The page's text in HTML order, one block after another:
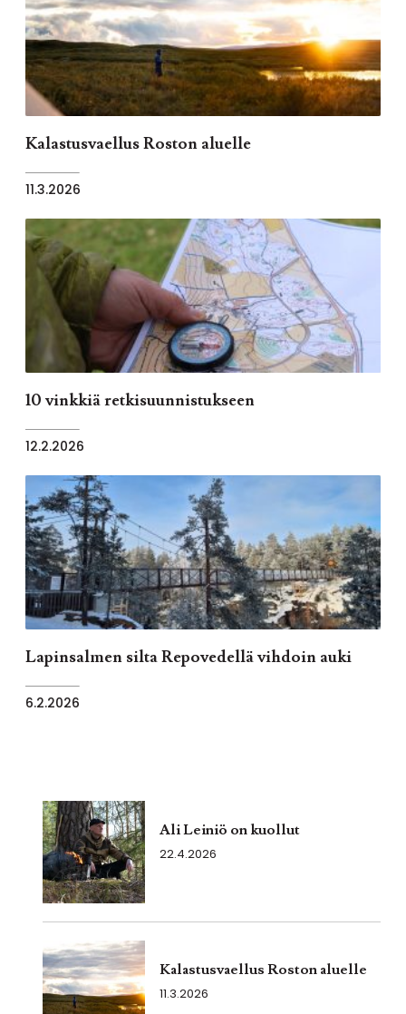
Kalastusvaellus Roston aluelle
11.3.2026
10 vinkkiä retkisuunnistukseen
12.2.2026
Lapinsalmen silta Repovedellä vihdoin auki
6.2.2026
Ali Leiniö on kuollut
22.4.2026
Kalastusvaellus Roston aluelle
11.3.2026